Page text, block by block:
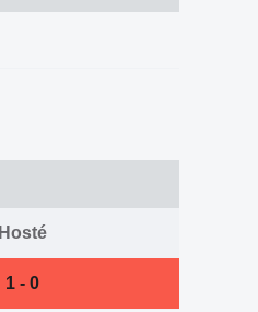
Hosté
1 - 0